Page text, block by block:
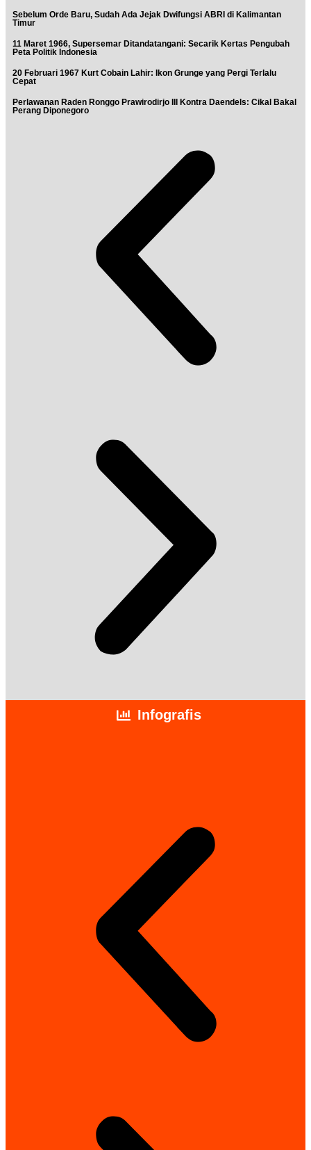
Sebelum Orde Baru, Sudah Ada Jejak Dwifungsi ABRI di Kalimantan
Timur
11 Maret 1966, Supersemar Ditandatangani: Secarik Kertas Pengubah
Peta Politik Indonesia
20 Februari 1967 Kurt Cobain Lahir: Ikon Grunge yang Pergi Terlalu
Cepat
Perlawanan Raden Ronggo Prawirodirjo III Kontra Daendels: Cikal Bakal
Perang Diponegoro
Infografis